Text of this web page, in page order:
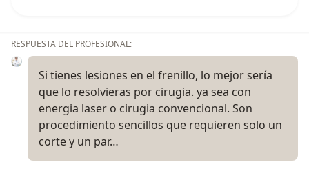
RESPUESTA DEL PROFESIONAL:
Si tienes lesiones en el frenillo, lo mejor sería
que lo resolvieras por cirugia. ya sea con
energia laser o cirugia convencional. Son
procedimiento sencillos que requieren solo un
corte y un par…